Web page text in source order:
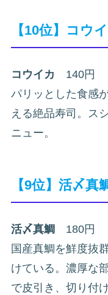
【10位】コウ
コウイカ 140円
パリッとした食感
える絶品寿司。ス
ニュー。
【9位】活〆真
活〆真鯛 180円
国産真鯛を鮮度抜
けている。濃厚な
で皮引き、切り付